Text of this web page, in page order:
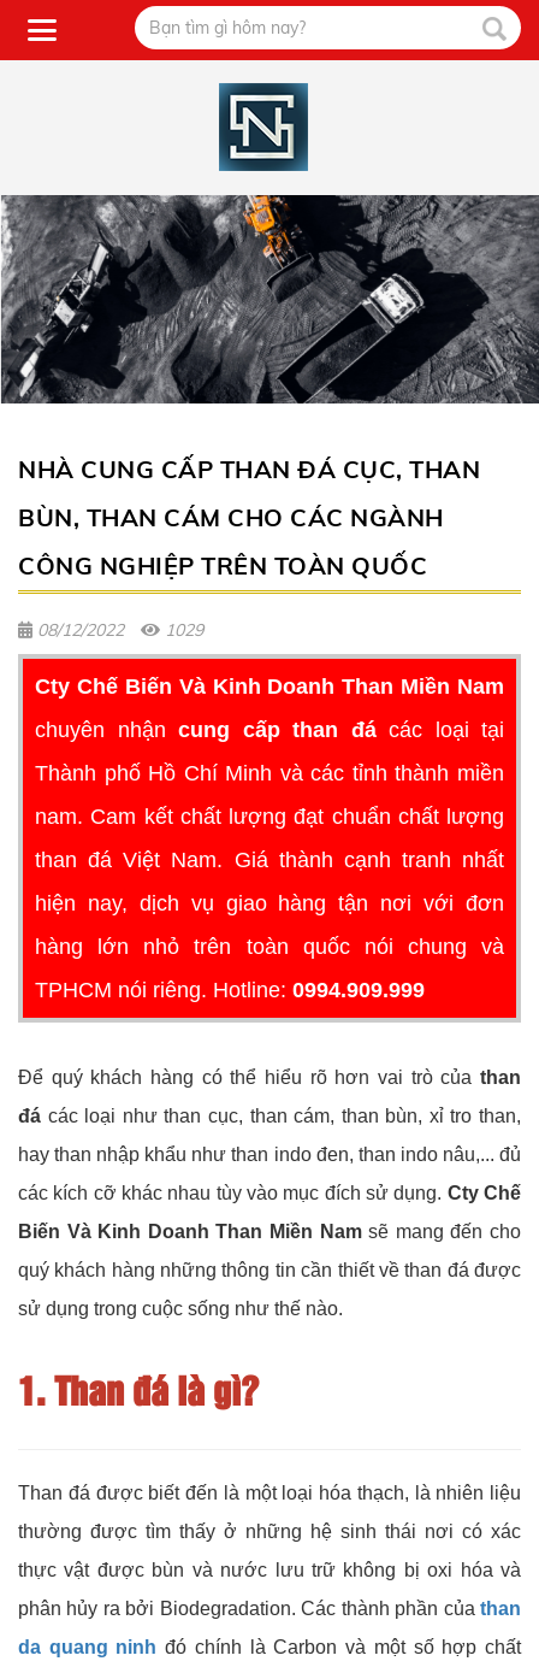
NHÀ CUNG CẤP THAN ĐÁ CỤC, THAN
BÙN, THAN CÁM CHO CÁC NGÀNH
CÔNG NGHIỆP TRÊN TOÀN QUỐC
08/12/2022 1029
Cty Chế Biến Và Kinh Doanh Than Miền Nam
chuyên nhận cung cấp than đácác loại tại
Thành phố Hồ Chí Minh và các tỉnh thành miền
nam. Cam kết chất lượng đạt chuẩn chất lượng
than đá Việt Nam. Giá thành cạnh tranh nhất
hiện nay, dịch vụ giao hàng tận nơi với đơn
hàng lớn nhỏ trên toàn quốc nói chung và
TPHCM nói riêng. Hotline: 0994.909.999
Để quý khách hàng có thể hiểu rõ hơn vai trò của than
đá các loại như than cục, than cám, than bùn, xỉ tro than,
hay than nhập khẩu như than indo đen, than indo nâu,... đủ
các kích cỡ khác nhau tùy vào mục đích sử dụng. Cty Chế
Biến Và Kinh Doanh Than Miền Namsẽ mang đến cho
quý khách hàng những thông tin cần thiết về than đá được
sử dụng trong cuộc sống như thế nào.
1. Than đá là gì?
Than đá được biết đến là một loại hóa thạch, là nhiên liệu
thường được tìm thấy ở những hệ sinh thái nơi có xác
thực vật được bùn và nước lưu trữ không bị oxi hóa và
phân hủy ra bởi Biodegradation. Các thành phần của than
da quang ninh đó chính là Carbon và một số hợp chất